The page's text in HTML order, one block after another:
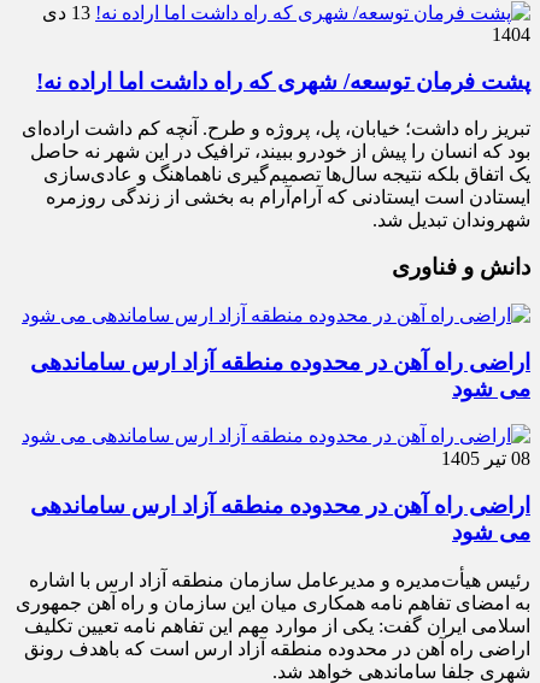
13 دی
1404
پشت فرمان توسعه/ شهری که راه داشت اما اراده نه!
تبریز راه داشت؛ خیابان، پل، پروژه و طرح. آنچه کم داشت اراده‌ای
بود که انسان را پیش از خودرو ببیند، ترافیک در این شهر نه حاصل
یک اتفاق بلکه نتیجه سال‌ها تصمیم‌گیری ناهماهنگ و عادی‌سازی
ایستادن است ایستادنی که آرام‌آرام به بخشی از زندگی روزمره
شهروندان تبدیل شد.
دانش و فناوری
اراضی راه آهن در محدوده منطقه آزاد ارس ساماندهی
می شود
08 تیر 1405
اراضی راه آهن در محدوده منطقه آزاد ارس ساماندهی
می شود
رئیس هیأت‌مدیره و مدیرعامل سازمان منطقه آزاد ارس با اشاره
به امضای تفاهم نامه همکاری میان این سازمان و راه آهن جمهوری
اسلامی ایران گفت: یکی از موارد مهم این تفاهم نامه تعیین تکلیف
اراضی راه آهن در محدوده منطقه آزاد ارس است که باهدف رونق
شهری جلفا ساماندهی خواهد شد.